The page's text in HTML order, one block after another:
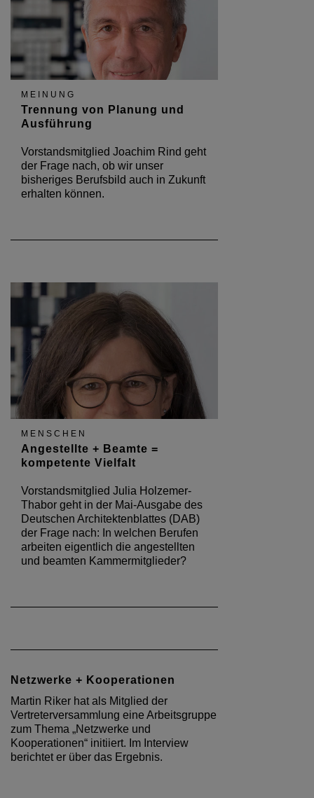
MEINUNG
Trennung von Planung und
Ausführung
Vorstandsmitglied Joachim Rind geht
der Frage nach, ob wir unser
bisheriges Berufsbild auch in Zukunft
erhalten können.
MENSCHEN
Angestellte + Beamte =
kompetente Vielfalt
Vorstandsmitglied Julia Holzemer-
Thabor geht in der Mai-Ausgabe des
Deutschen Architektenblattes (DAB)
der Frage nach: In welchen Berufen
arbeiten eigentlich die angestellten
und beamten Kammermitglieder?
Netzwerke + Kooperationen
Martin Riker hat als Mitglied der
Vertreterversammlung eine Arbeitsgruppe
zum Thema „Netzwerke und
Kooperationen“ initiiert. Im Interview
berichtet er über das Ergebnis.